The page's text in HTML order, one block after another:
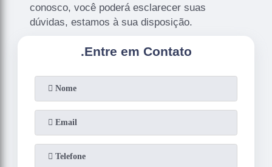
conosco, você poderá esclarecer suas
dúvidas, estamos à sua disposição.
.Entre em Contato